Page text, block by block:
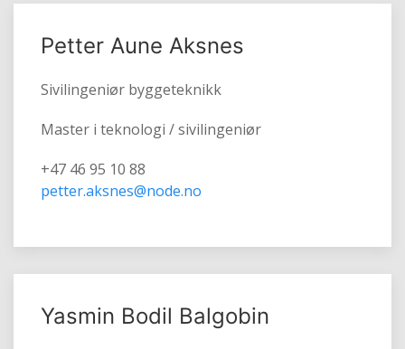
Petter Aune Aksnes
Sivilingeniør byggeteknikk
Master i teknologi / sivilingeniør
+47 46 95 10 88
petter.aksnes@node.no
Yasmin Bodil Balgobin